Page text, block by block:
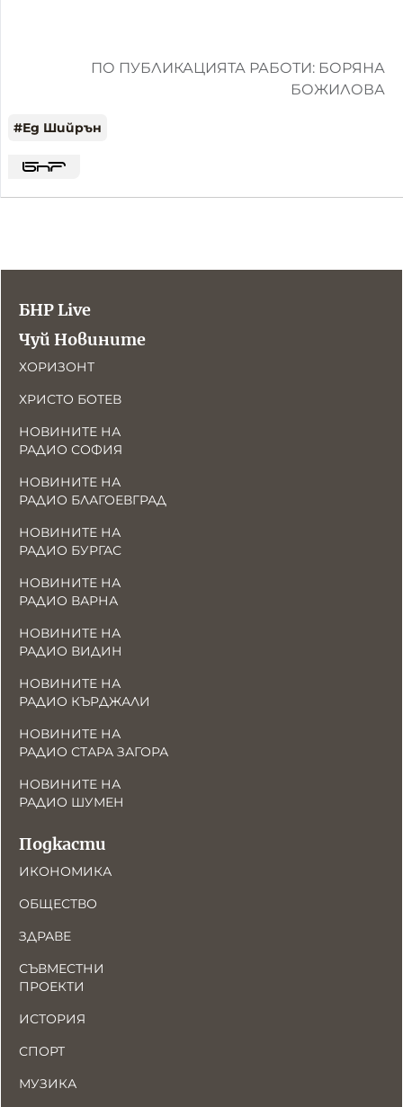
ПО ПУБЛИКАЦИЯТА РАБОТИ: БОРЯНА
БОЖИЛОВА
#Ед Шийрън
БНР Live
Чуй Новините
ХОРИЗОНТ
ХРИСТО БОТЕВ
НОВИНИТЕ НА
РАДИО СОФИЯ
НОВИНИТЕ НА
РАДИО БЛАГОЕВГРАД
НОВИНИТЕ НА
РАДИО БУРГАС
НОВИНИТЕ НА
РАДИО ВАРНА
НОВИНИТЕ НА
РАДИО ВИДИН
НОВИНИТЕ НА
РАДИО КЪРДЖАЛИ
НОВИНИТЕ НА
РАДИО СТАРА ЗАГОРА
НОВИНИТЕ НА
РАДИО ШУМЕН
Подкасти
ИКОНОМИКА
ОБЩЕСТВО
ЗДРАВЕ
СЪВМЕСТНИ
ПРОЕКТИ
ИСТОРИЯ
СПОРТ
МУЗИКА